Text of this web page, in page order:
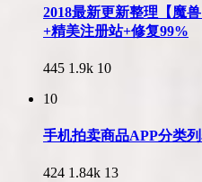
2018最新更新整理【魔
+精美注册站+修复99%
445 1.9k 10
10
手机拍卖商品APP分类
424 1.84k 13